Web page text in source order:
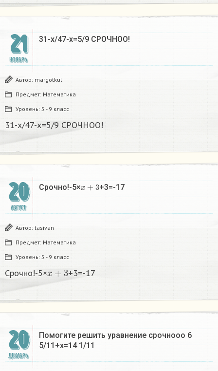
21
НОЯБРЬ
31-x/47-x=5/9 СРОЧНОО!
Автор: margotkul
Предмет: Математика
Уровень: 5 - 9 класс
31-x/47-x=5/9 СРОЧНОО!
20
АВГУСТ
Срочно!-5×x+3 +3=-17
Автор: tasivan
Предмет: Математика
Уровень: 5 - 9 класс
Срочно!-5× +3=-17
20
ДЕКАБРЬ
Помогите решить уравнение срочнооо 6
5/11+x=14 1/11